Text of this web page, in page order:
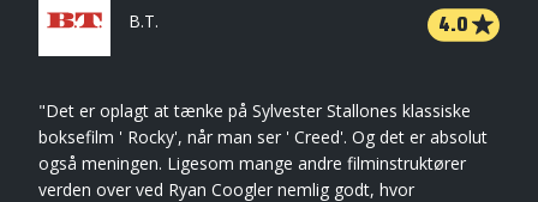
B.T. 4.0
"Det er oplagt at tænke på Sylvester Stallones klassiske
boksefilm ' Rocky', når man ser ' Creed'. Og det er absolut
også meningen. Ligesom mange andre filminstruktører
verden over ved Ryan Coogler nemlig godt, hvor